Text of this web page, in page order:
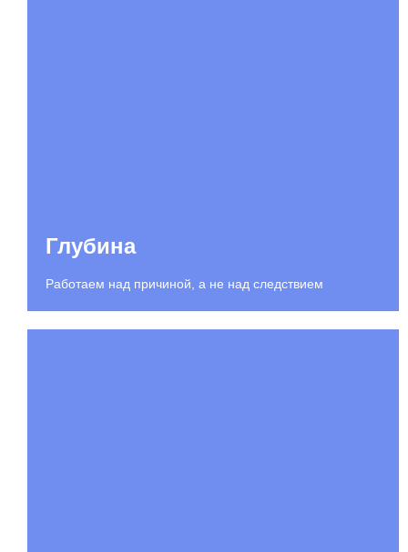
Глубина
Работаем над причиной, а не над следствием